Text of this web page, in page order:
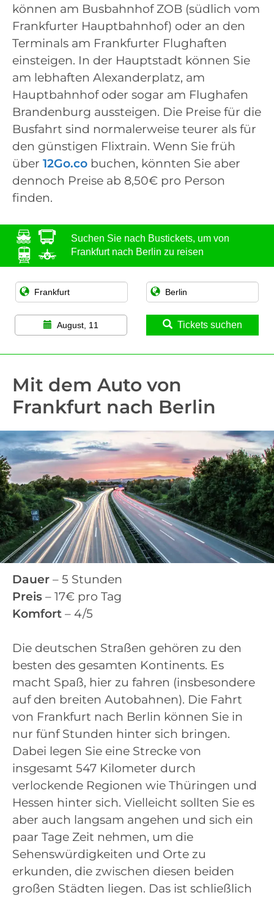
können am Busbahnhof ZOB (südlich vom
Frankfurter Hauptbahnhof) oder an den
Terminals am Frankfurter Flughaften
einsteigen. In der Hauptstadt können Sie
am lebhaften Alexanderplatz, am
Hauptbahnhof oder sogar am Flughafen
Brandenburg aussteigen. Die Preise für die
Busfahrt sind normalerweise teurer als für
den günstigen Flixtrain. Wenn Sie früh
über 12Go.co buchen, könnten Sie aber
dennoch Preise ab 8,50€ pro Person
finden.
Suchen Sie nach Bustickets, um von
Frankfurt nach Berlin zu reisen
August, 11 Tickets suchen
Mit dem Auto von
Frankfurt nach Berlin
Dauer – 5 Stunden
Preis – 17€ pro Tag
Komfort – 4/5
Die deutschen Straßen gehören zu den
besten des gesamten Kontinents. Es
macht Spaß, hier zu fahren (insbesondere
auf den breiten Autobahnen). Die Fahrt
von Frankfurt nach Berlin können Sie in
nur fünf Stunden hinter sich bringen.
Dabei legen Sie eine Strecke von
insgesamt 547 Kilometer durch
verlockende Regionen wie Thüringen und
Hessen hinter sich. Vielleicht sollten Sie es
aber auch langsam angehen und sich ein
paar Tage Zeit nehmen, um die
Sehenswürdigkeiten und Orte zu
erkunden, die zwischen diesen beiden
großen Städten liegen. Das ist schließlich